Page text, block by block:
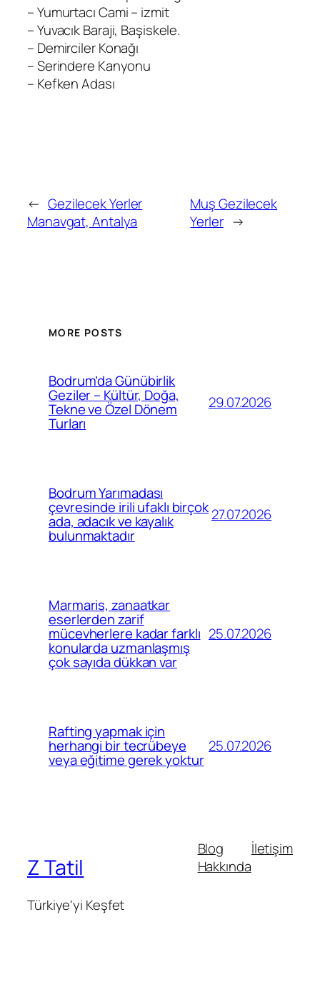
– Yumurtacı Cami – izmit
– Yuvacık Baraji, Başiskele.
– Demirciler Konağı
– Serindere Kanyonu
– Kefken Adası
← Gezilecek Yerler
Manavgat, Antalya
Muş Gezilecek
Yerler →
MORE POSTS
Bodrum’da Günübirlik
Geziler – Kültür, Doğa,
Tekne ve Özel Dönem
Turları
29.07.2026
Bodrum Yarımadası
çevresinde irili ufaklı birçok
ada, adacık ve kayalık
bulunmaktadır
27.07.2026
Marmaris, zanaatkar
eserlerden zarif
mücevherlere kadar farklı
konularda uzmanlaşmış
çok sayıda dükkan var
25.07.2026
Rafting yapmak için
herhangi bir tecrübeye
veya eğitime gerek yoktur
25.07.2026
Z Tatil
Türkiye'yi Keşfet
Blog
Hakkında
İletişim